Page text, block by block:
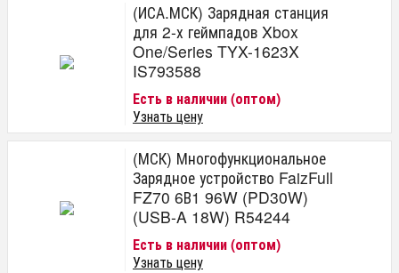
(ИСА.МСК) Зарядная станция
для 2-х геймпадов Xbox
One/Series TYX-1623X
IS793588
Есть в наличии (оптом)
Узнать цену
(МСК) Многофункциональное
Зарядное устройство FaizFull
FZ70 6В1 96W (PD30W)
(USB-A 18W) R54244
Есть в наличии (оптом)
Узнать цену